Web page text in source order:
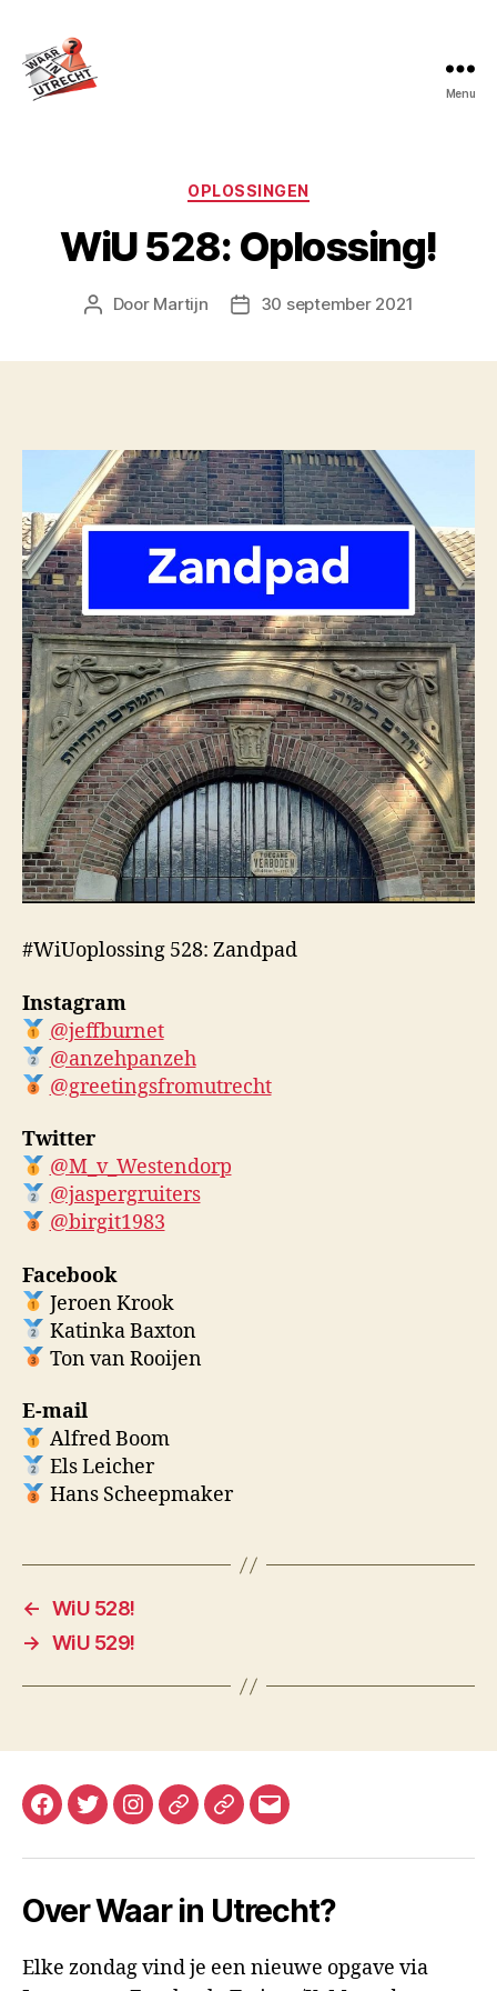
Menu
Categorieën
OPLOSSINGEN
WiU 528: Oplossing!
Berichtauteur
Door Martijn Berichtdatum
30 september 2021
#WiUoplossing 528: Zandpad
Instagram
@jeffburnet
@anzehpanzeh
@greetingsfromutrecht
Twitter
@M_v_Westendorp
@jaspergruiters
@birgit1983
Facebook
Jeroen Krook
Katinka Baxton
Ton van Rooijen
E-mail
Alfred Boom
Els Leicher
Hans Scheepmaker
← WiU 528!
→ WiU 529!
Facebook
TwitterInstagramMastodon
Bluesky
E-
Over Waar in Utrecht?
Elke zondag vind je een nieuwe opgave via